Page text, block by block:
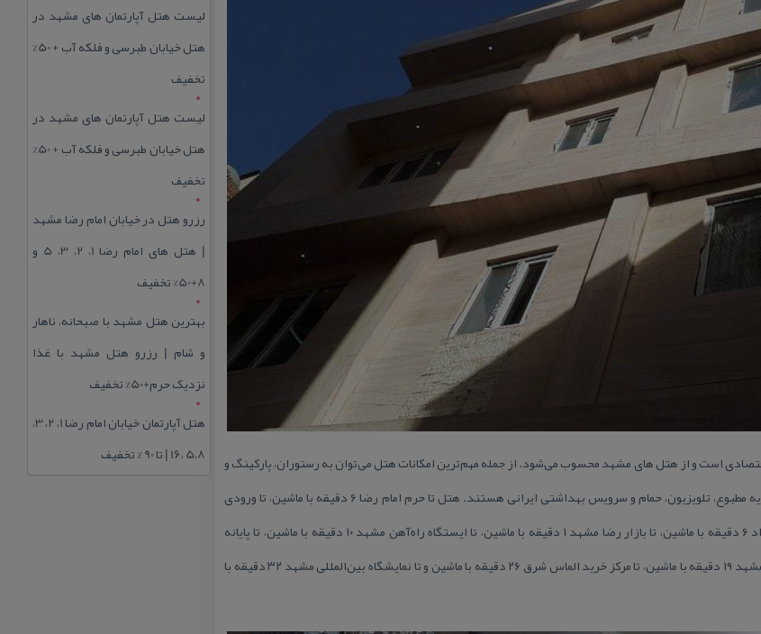
است و از هتل های مشهد محسوب می‌شود. از جمله مهم‌ترین امكانات هتل می‌توان به رستوران،پاركینگ و
اینترنت اشاره كرد. واحدهای هتل مجهز به تهویه مطبوع، تلویزیون، حمام و سرویس بهداشتی ایرانی هستند. هتل تا حرم امام رضا ۶ دقیقه با ماشین، تا ورودی
باب‌الرضا ۴ دقیقه با ماشین، تا ورودی باب‌الجواد ۶ دقیقه با ماشین، تا بازار رضا مشهد ۱ دقیقه با ماشین، تا ایستگاه راه‌آهن مشهد ۱۰ دقیقه با ماشین، تا پایانه
مسافربری مشهد ۱۱ دقیقه با ماشین، تا فرودگاه مشهد ۱۹ دقیقه با ماشین، تا مركز خرید الماس شرق ۲۶ دقیقه با ماشین و تا نمایشگاه بین‌المللی مشهد ۳۲ دقیقه با
لیست هتل آپارتمان های مشهد در
هتل خیابان طبرسی و فلکه آب + 50%
تخفیف
لیست هتل آپارتمان های مشهد در
هتل خیابان طبرسی و فلکه آب + 50%
تخفیف
رزرو هتل در خیابان امام رضا مشهد
| هتل‌ های امام رضا 1، 2، 3، 5 و
8+50% تخفیف
بهترین هتل مشهد با صبحانه، ناهار
و شام | رزرو هتل مشهد با غذا
نزدیک حرم+50% تخفیف
هتل آپارتمان خیابان امام رضا 1، 2، 3،
5،8 ،16 | تا 90 % تخفیف